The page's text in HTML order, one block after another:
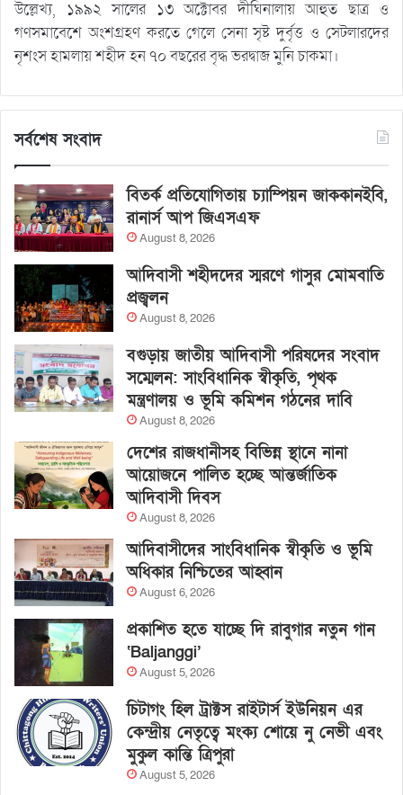
উল্লেখ্য, ১৯৯২ সালের ১৩ অক্টোবর দীঘিনালায় আহুত ছাত্র ও
গণসমাবেশে অংশগ্রহণ করতে গেলে সেনা সৃষ্ট দুর্বৃত্ত ও সেটলারদের
নৃশংস হামলায় শহীদ হন ৭০ বছরের বৃদ্ধ ভরদ্বাজ মুনি চাকমা।
সর্বশেষ সংবাদ
বিতর্ক প্রতিযোগিতায় চ্যাম্পিয়ন জাককানইবি,
রানার্স আপ জিএসএফ
August 8, 2026
আদিবাসী শহীদদের স্মরণে গাসুর মোমবাতি
প্রজ্বলন
August 8, 2026
বগুড়ায় জাতীয় আদিবাসী পরিষদের সংবাদ
সম্মেলন: সাংবিধানিক স্বীকৃতি, পৃথক
মন্ত্রণালয় ও ভূমি কমিশন গঠনের দাবি
August 8, 2026
দেশের রাজধানীসহ বিভিন্ন স্থানে নানা
আয়োজনে পালিত হচ্ছে আন্তর্জাতিক
আদিবাসী দিবস
August 8, 2026
আদিবাসীদের সাংবিধানিক স্বীকৃতি ও ভূমি
অধিকার নিশ্চিতের আহ্বান
August 6, 2026
প্রকাশিত হতে যাচ্ছে দি রাবুগার নতুন গান
‘Baljanggi’
August 5, 2026
চিটাগং হিল ট্রাক্টস রাইটার্স ইউনিয়ন এর
কেন্দ্রীয় নেতৃত্বে মংক্য শোয়ে নু নেভী এবং
মুকুল কান্তি ত্রিপুরা
August 5, 2026